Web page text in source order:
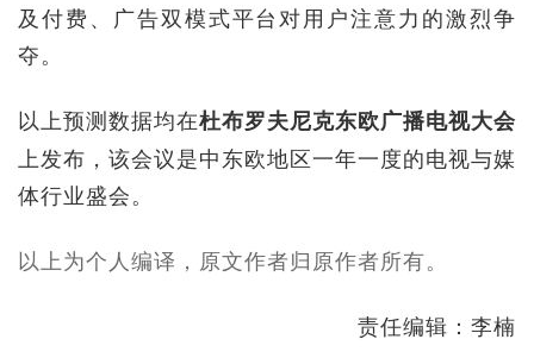
及付费、广告双模式平台对用户注意力的激烈争
夺。
以上预测数据均在杜布罗夫尼克东欧广播电视大会
上发布，该会议是中东欧地区一年一度的电视与媒
体行业盛会。
以上为个人编译，原文作者归原作者所有。
责任编辑：李楠